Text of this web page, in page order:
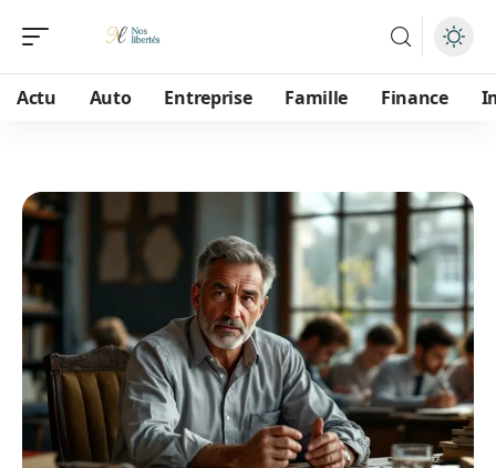
Actu Auto Entreprise Famille Finance